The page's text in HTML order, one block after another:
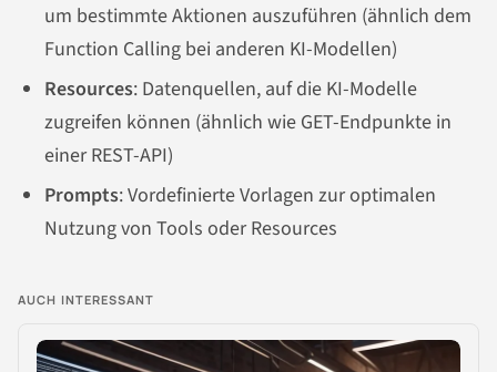
um bestimmte Aktionen auszuführen (ähnlich dem
Function Calling bei anderen KI-Modellen)
Resources: Datenquellen, auf die KI-Modelle
zugreifen können (ähnlich wie GET-Endpunkte in
einer REST-API)
Prompts: Vordefinierte Vorlagen zur optimalen
Nutzung von Tools oder Resources
AUCH INTERESSANT